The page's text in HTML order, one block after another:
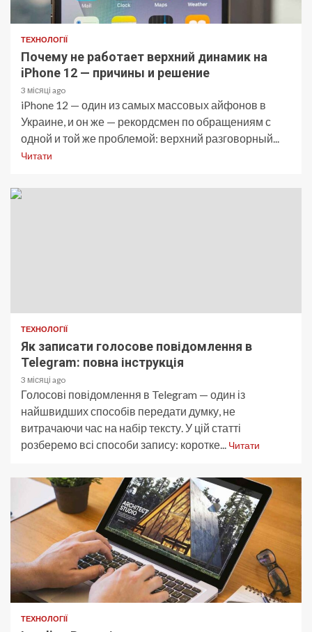
ТЕХНОЛОГІЇ
Почему не работает верхний динамик на
iPhone 12 — причины и решение
3 місяці ago
iPhone 12 — один из самых массовых айфонов в
Украине, и он же — рекордсмен по обращениям с
одной и той же проблемой: верхний разговорный...
Читати
ТЕХНОЛОГІЇ
Як записати голосове повідомлення в
Telegram: повна інструкція
3 місяці ago
Голосові повідомлення в Telegram — один із
найшвидших способів передати думку, не
витрачаючи час на набір тексту. У цій статті
розберемо всі способи запису: коротке... Читати
ТЕХНОЛОГІЇ